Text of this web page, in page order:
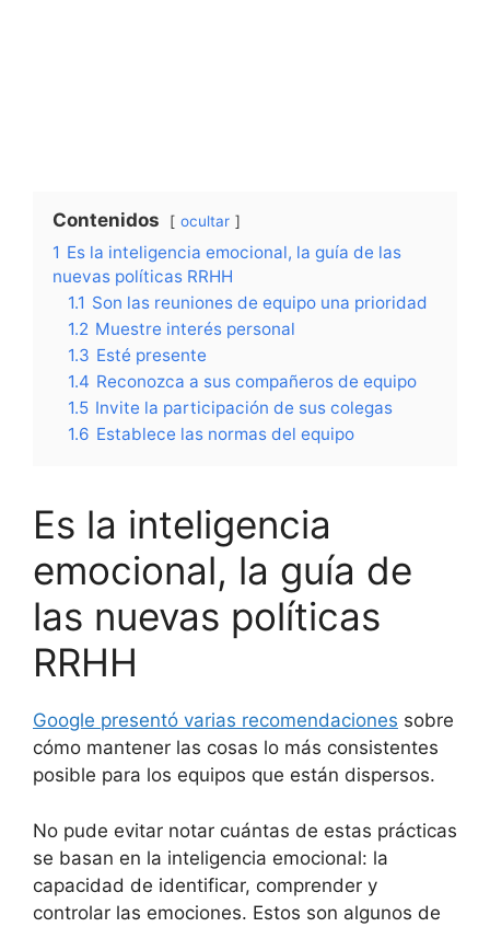
Contenidos ocultar
1 Es la inteligencia emocional, la guía de las
nuevas políticas RRHH
1.1 Son las reuniones de equipo una prioridad
1.2 Muestre interés personal
1.3 Esté presente
1.4 Reconozca a sus compañeros de equipo
1.5 Invite la participación de sus colegas
1.6 Establece las normas del equipo
Es la inteligencia
emocional, la guía de
las nuevas políticas
RRHH
Google presentó varias recomendaciones sobre
cómo mantener las cosas lo más consistentes
posible para los equipos que están dispersos.
No pude evitar notar cuántas de estas prácticas
se basan en la inteligencia emocional: la
capacidad de identificar, comprender y
controlar las emociones. Estos son algunos de